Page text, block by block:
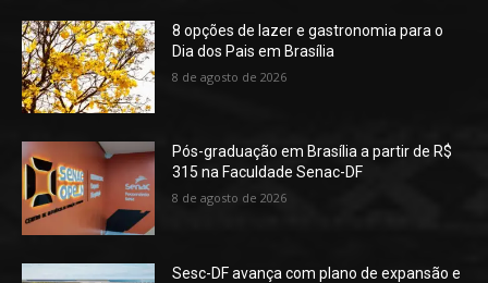
8 opções de lazer e gastronomia para o
Dia dos Pais em Brasília
8 de agosto de 2026
Pós-graduação em Brasília a partir de R$
315 na Faculdade Senac-DF
8 de agosto de 2026
Sesc-DF avança com plano de expansão e